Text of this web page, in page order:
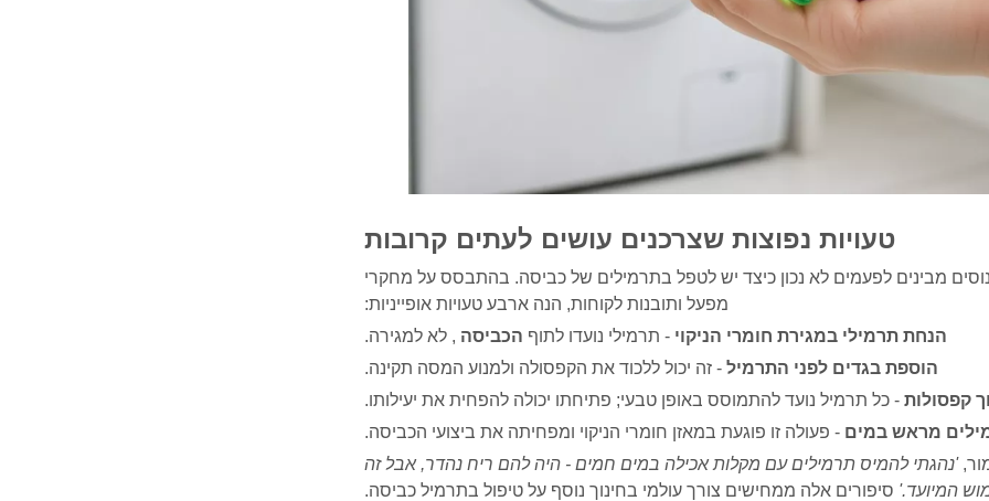
טעויות נפוצות שצרכנים עושים לעתים קרובות
מבינים לפעמים לא נכון כיצד יש לטפל בתרמילים של כביסה. בהתבסס על מחקרי
מפעל ותובנות לקוחות, הנה ארבע טעויות אופייניות:
הנחת תרמילי במגירת חומרי הניקוי - תרמילי נועדו לתוף הכביסה , לא למגירה.
הוספת בגדים לפני התרמיל - זה יכול ללכוד את הקפסולה ולמנוע המסה תקינה.
קפסולות - כל תרמיל נועד להתמוסס באופן טבעי; פתיחתו יכולה להפחית את יעילותו.
מראש במים - פעולה זו פוגעת במאזן חומרי הניקוי ומפחיתה את ביצועי הכביסה.
'נהגתי להמיס תרמילים עם מקלות אכילה במים חמים - היה להם ריח נהדר, אבל זה
המיועד.' סיפורים אלה ממחישים צורך עולמי בחינוך נוסף על טיפול בתרמיל כביסה.